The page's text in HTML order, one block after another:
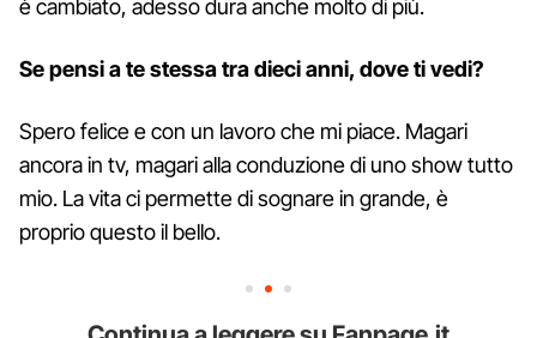
è cambiato, adesso dura anche molto di più.
Se pensi a te stessa tra dieci anni, dove ti vedi?
Spero felice e con un lavoro che mi piace. Magari
ancora in tv, magari alla conduzione di uno show tutto
mio. La vita ci permette di sognare in grande, è
proprio questo il bello.